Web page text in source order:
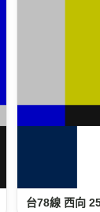
台78線 西向